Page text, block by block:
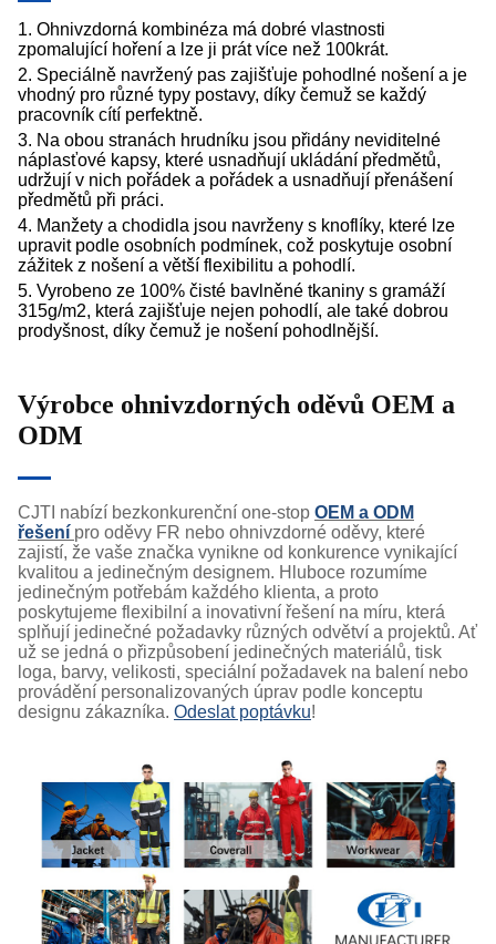
1. Ohnivzdorná kombinéza má dobré vlastnosti
zpomalující hoření a lze ji prát více než 100krát.
2. Speciálně navržený pas zajišťuje pohodlné nošení a je
vhodný pro různé typy postavy, díky čemuž se každý
pracovník cítí perfektně.
3. Na obou stranách hrudníku jsou přidány neviditelné
náplasťové kapsy, které usnadňují ukládání předmětů,
udržují v nich pořádek a pořádek a usnadňují přenášení
předmětů při práci.
4. Manžety a chodidla jsou navrženy s knoflíky, které lze
upravit podle osobních podmínek, což poskytuje osobní
zážitek z nošení a větší flexibilitu a pohodlí.
5. Vyrobeno ze 100% čisté bavlněné tkaniny s gramáží
315g/m2, která zajišťuje nejen pohodlí, ale také dobrou
prodyšnost, díky čemuž je nošení pohodlnější.
Výrobce ohnivzdorných oděvů OEM a
ODM
CJTI nabízí bezkonkurenční one-stop OEM a ODM
řešení pro oděvy FR nebo ohnivzdorné oděvy, které
zajistí, že vaše značka vynikne od konkurence vynikající
kvalitou a jedinečným designem. Hluboce rozumíme
jedinečným potřebám každého klienta, a proto
poskytujeme flexibilní a inovativní řešení na míru, která
splňují jedinečné požadavky různých odvětví a projektů. Ať
už se jedná o přizpůsobení jedinečných materiálů, tisk
loga, barvy, velikosti, speciální požadavek na balení nebo
provádění personalizovaných úprav podle konceptu
designu zákazníka. Odeslat poptávku!